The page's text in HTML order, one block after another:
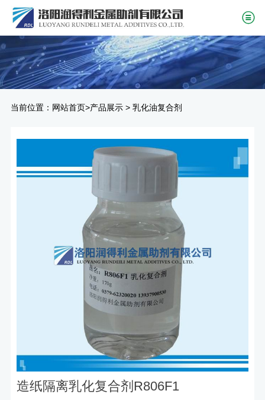
当前位置： 网站首页>产品展示> 乳化油复合剂
造纸隔离乳化复合剂R806F1